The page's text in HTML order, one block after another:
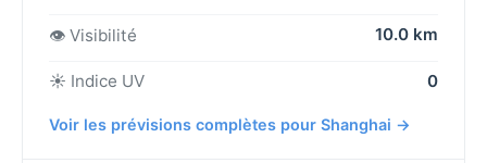
👁️ Visibilité 10.0 km
☀️ Indice UV 0
Voir les prévisions complètes pour Shanghai →